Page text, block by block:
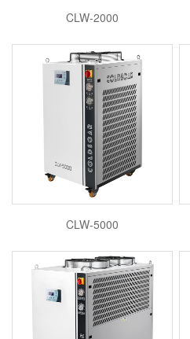
CLW-2000
CLW-5000